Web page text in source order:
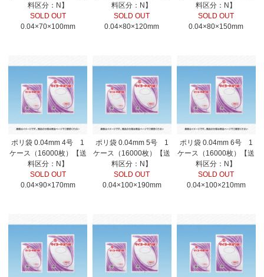
料区分：N】
SOLD OUT
0.04×70×100mm
料区分：N】
SOLD OUT
0.04×80×120mm
料区分：N】
SOLD OUT
0.04×80×150mm
ポリ袋 0.04mm 4号 1
ケース（16000枚）【送
料区分：N】
SOLD OUT
0.04×90×170mm
ポリ袋 0.04mm 5号 1
ケース（16000枚）【送
料区分：N】
SOLD OUT
0.04×100×190mm
ポリ袋 0.04mm 6号 1
ケース（16000枚）【送
料区分：N】
SOLD OUT
0.04×100×210mm